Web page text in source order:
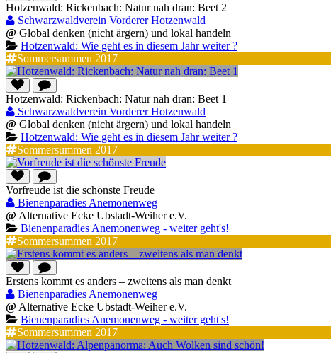
Hotzenwald: Rickenbach: Natur nah dran: Beet 2
Schwarzwaldverein Vorderer Hotzenwald
@ Global denken (nicht ärgern) und lokal handeln
Hotzenwald: Wie geht es in diesem Jahr weiter ?
Sommersummen 2017
Hotzenwald: Rickenbach: Natur nah dran: Beet 1
Schwarzwaldverein Vorderer Hotzenwald
@ Global denken (nicht ärgern) und lokal handeln
Hotzenwald: Wie geht es in diesem Jahr weiter ?
Sommersummen 2017
Vorfreude ist die schönste Freude
Bienenparadies Anemonenweg
@ Alternative Ecke Ubstadt-Weiher e.V.
Bienenparadies Anemonenweg - weiter geht's!
Sommersummen 2017
Erstens kommt es anders – zweitens als man denkt
Bienenparadies Anemonenweg
@ Alternative Ecke Ubstadt-Weiher e.V.
Bienenparadies Anemonenweg - weiter geht's!
Sommersummen 2017